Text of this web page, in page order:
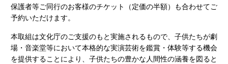
保護者等ご同行のお客様のチケット（定価の半額）も合わせてご
予約いただけます。
本取組は文化庁のご支援のもと実施されるもので、子供たちが劇
場・音楽堂等において本格的な実演芸術を鑑賞・体験等する機会
を提供することにより、子供たちの豊かな人間性の涵養を図ると